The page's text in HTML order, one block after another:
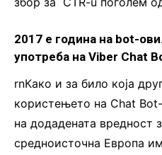
2017 е година на bot-
употреба на Viber Chat
rnКако и за било која
користењето на Chat
на додадената вредност
средноисточна Европа